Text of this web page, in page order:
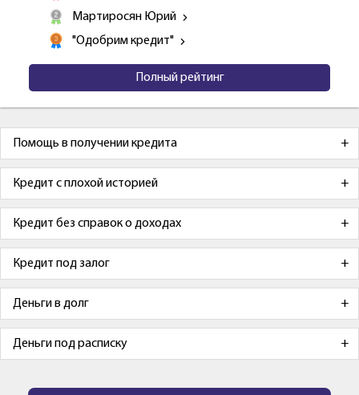
Мартиросян Юрий
"Одобрим кредит"
Полный рейтинг
Помощь в получении кредита
Кредит с плохой историей
Кредит без справок о доходах
Кредит под залог
Деньги в долг
Деньги под расписку